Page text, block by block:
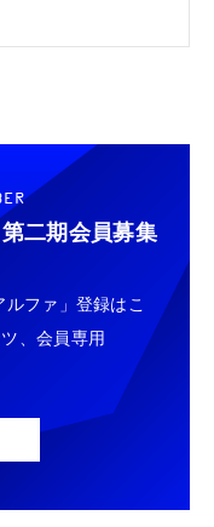
第二期会員募集
ファ」登録はこ
、会員専用